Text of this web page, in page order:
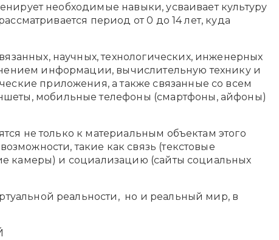
необходимые навыки, усваивает культуру
период от 0 до 14 лет, куда
научных, технологических, инженерных
информации, вычислительную технику и
приложения, а также связанные со всем
мобильные телефоны (смартфоны, айфоны)
не только к материальным объектам этого
такие как связь (текстовые
камеры) и социализацию (сайты социальных
реальности, но и реальный мир, в